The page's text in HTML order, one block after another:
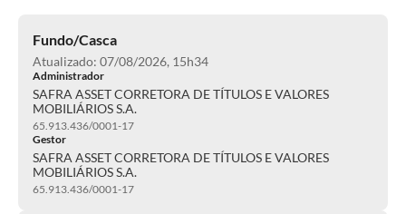
Fundo/Casca
Atualizado: 07/08/2026, 15h34
Administrador
SAFRA ASSET CORRETORA DE TÍTULOS E VALORES
MOBILIÁRIOS S.A.
65.913.436/0001-17
Gestor
SAFRA ASSET CORRETORA DE TÍTULOS E VALORES
MOBILIÁRIOS S.A.
65.913.436/0001-17